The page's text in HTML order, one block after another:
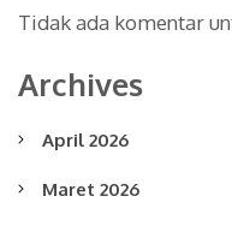
Tidak ada komentar
Archives
April 2026
Maret 2026